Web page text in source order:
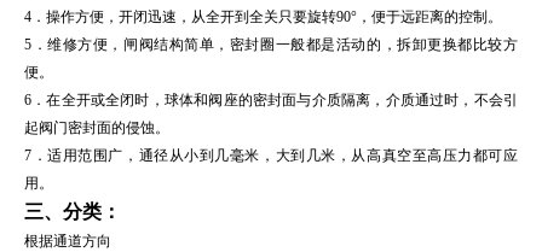
4．操作方便，开闭迅速，从全开到全关只要旋转90°，便于远距离的控制。
5．维修方便，闸阀结构简单，密封圈一般都是活动的，拆卸更换都比较方
便。
6．在全开或全闭时，球体和阀座的密封面与介质隔离，介质通过时，不会引
起阀门密封面的侵蚀。
7．适用范围广，通径从小到几毫米，大到几米，从高真空至高压力都可应
用。
三、分类：
根据通道方向